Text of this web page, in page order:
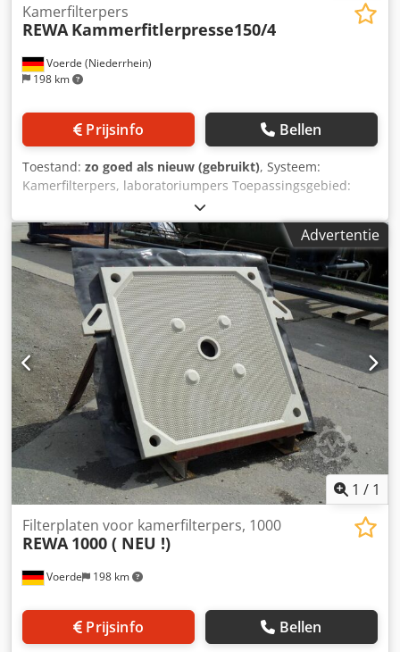
Voerde (Niederrhein)
198 km
Kamerfilterpers
REWA Kammerfitlerpresse150/4
Prijsinfo Bellen
Toestand: zo goed als nieuw (gebruikt), Systeem:
Kamerfilterpers, laboratoriumpers Toepassingsgebied:
Kamerfilterpers, pilotinstallatie Uitvoering: Zijgeleiding
Type: REWA Formaat filterplaat: 150x150 mm Aantal platen:
4 + 1/2 kop- en eindplaten Filterplaten: PP Koekdikte: 15
mm Filterdoeken: Optioneel verkrijgbaar, afhankelijk van
het medium Uitloop: Open Filteroppervlak: ca. 0,2 m²
Perscapaciteit: ca. dm³ Plaattransport: Handmatig
Pomptechnologie: Inbegrepen - optioneel Kopen of huren:
Bezichtiging van de systemen op afspraak in onze fabriek.
Staat: Demonstratiesysteem, zo goed als nieuw Gewicht:
ca. 70 kg Lengte: ca. 70 cm Breedte: ca. 40 cm Hoogte: met
frame + pomp ca. 85 cm Overig: Wilt u dit systeem huren,
leasen of kopen? Neem gerust contact met ons op, wij
helpen u graag verder. Dedpowqzibefx Ankskr
Advertentie
1 / 1
Voerde 198 km
Filterplaten voor kamerfilterpers, 1000
REWA 1000 ( NEU !)
Prijsinfo Bellen